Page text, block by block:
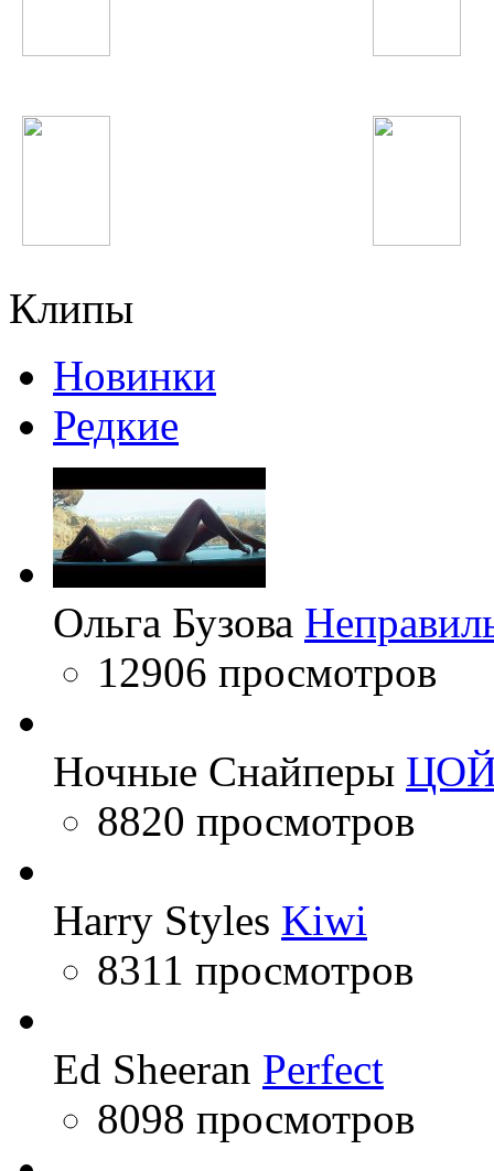
Клипы
Новинки
Редкие
Ольга Бузова
12906 просмотров
Ночные Снайперы
8820 просмотров
Harry Styles Kiwi
8311 просмотров
Ed Sheeran Perfect
8098 просмотров